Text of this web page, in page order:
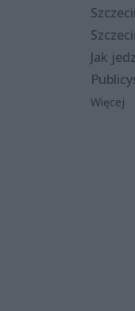
Jak
Więcej